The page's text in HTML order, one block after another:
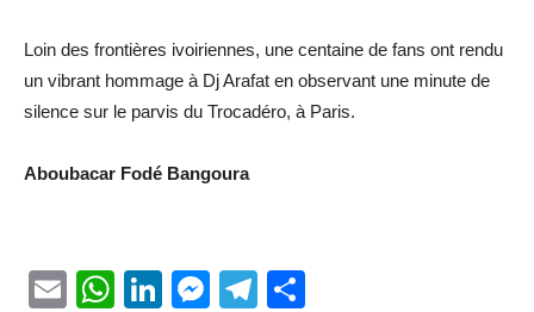
Loin des frontières ivoiriennes, une centaine de fans ont rendu
un vibrant hommage à Dj Arafat en observant une minute de
silence sur le parvis du Trocadéro, à Paris.
Aboubacar Fodé Bangoura
EmailWhatsApp
LinkedIn
Messenger
Telegram